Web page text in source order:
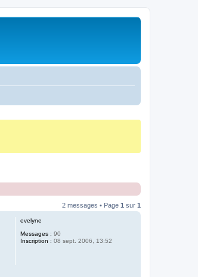
2 messages • Page 1 sur 1
evelyne
Messages : 90
Inscription : 08 sept. 2006, 13:52